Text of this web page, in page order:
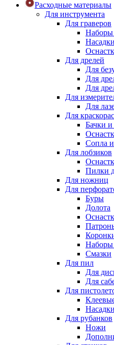
Расходные материалы
Для инструмента
Для граверов
Наборы
Насадки
Для дрелей
Для
Для
Для
Для
Для
Для
Бачки
Сопла
Для лобзиков
Пилки
Для ножниц
Для
Буры
Долота
Наборы
Смазки
Для пил
Для
Для
Для
Насадки
Для рубанков
Ножи